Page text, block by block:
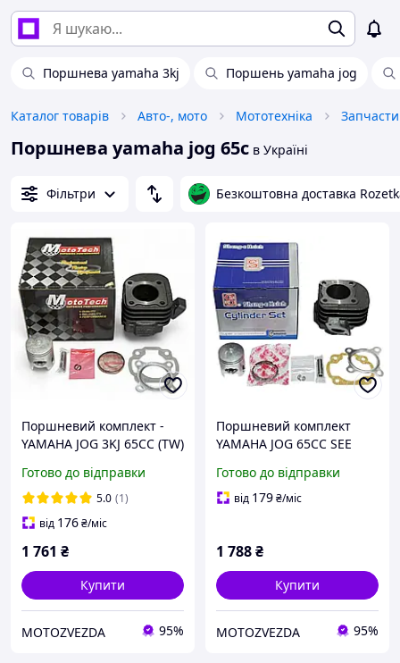
Поршнева yamaha 3kj Поршень yamaha jog
Каталог товарів Авто-, мото Мототехніка
Поршнева yamaha jog 65c в Україні
Фільтри Безкоштовна доставка
Поршневий комплект -
YAMAHA JOG 3KJ 65CC (TW)
Готово до відправки
5.0 (1)
від 176₴/міс
1 761 ₴
Купити
MOTOZVEZDA 95%
Поршневий комплект
YAMAHA JOG 65CC SEE
Готово до відправки
від 179₴/міс
1 788₴
Купити
MOTOZVEZDA 95%